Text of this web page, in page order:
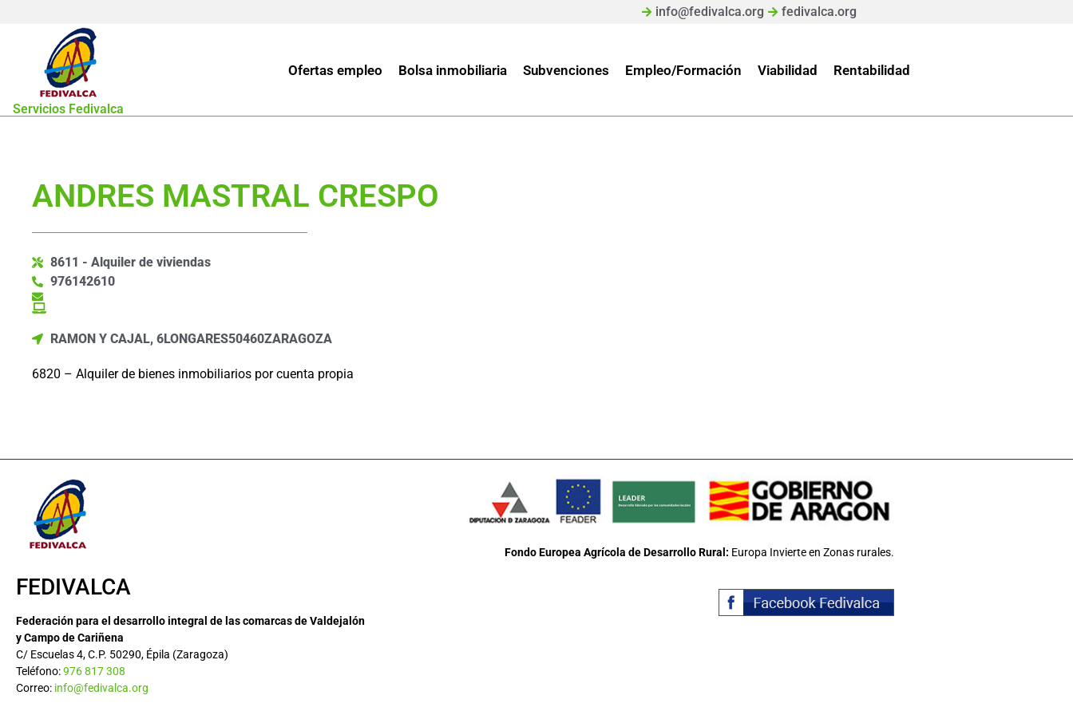
info@fedivalca.org fedivalca.org
Servicios Fedivalca
Ofertas empleo Bolsa inmobiliaria Subvenciones Empleo/Formación Viabilidad Rentabilidad
ANDRES MASTRAL CRESPO
8611 - Alquiler de viviendas
976142610
RAMON Y CAJAL, 6LONGARES50460ZARAGOZA
6820 – Alquiler de bienes inmobiliarios por cuenta propia
FEDIVALCA
Federación para el desarrollo integral de las comarcas de Valdejalón
y Campo de Cariñena
C/ Escuelas 4, C.P. 50290, Épila (Zaragoza)
Teléfono:976 817 308
Correo: info@fedivalca.org
Fondo Europea Agrícola de Desarrollo Rural: Europa Invierte en Zonas rurales.